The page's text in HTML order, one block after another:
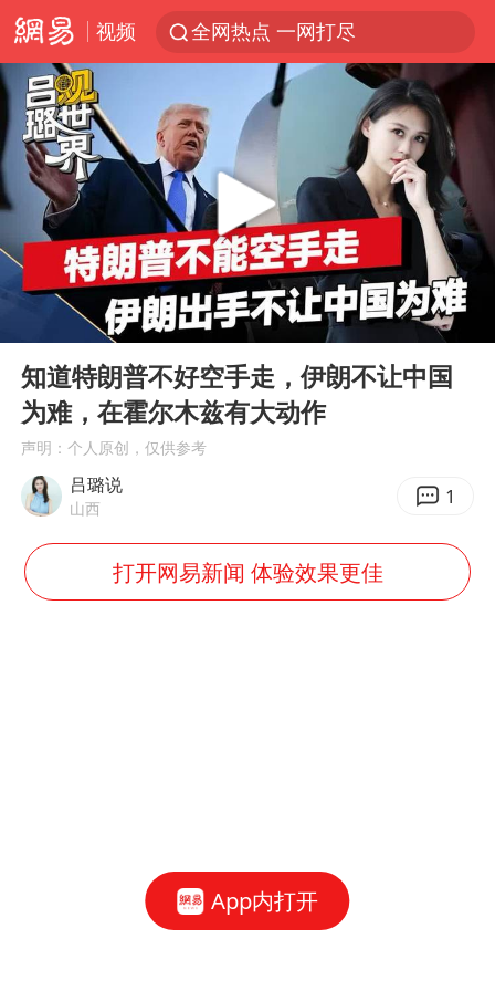
视频 全网热点 一网打尽
Play
00:00 03:31
知道特朗普不好空手走，伊朗不让中国
为难，在霍尔木兹有大动作
声明：个人原创，仅供参考
吕璐说
山西 1
打开网易新闻 体验效果更佳
App内打开